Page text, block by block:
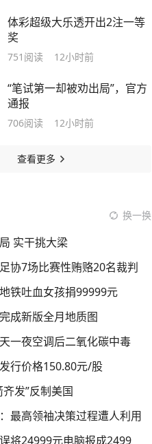
体彩超级大乐透开出2注一等
奖
751 阅读 12小时前
“笔试第一却被劝出局”，官方
通报
706阅读 12小时前
查看更多
换一换
实干挑大梁
协7场比赛性贿赂20名裁判
铁吐血女孩捐99999元
成新版全月地质图
一夜空调后二氧化碳中毒
行价格150.80元/股
齐发”反制美国
最高领袖决策过程遭人利用
将24999元电脑报成2499